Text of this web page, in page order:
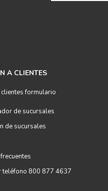
A CLIENTES
formulario
de sucursales
de sucursales
teléfono 800 877 4637